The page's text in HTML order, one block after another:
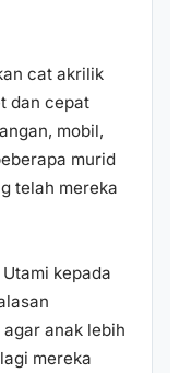
cat akrilik
dan cepat
mobil,
murid
telah mereka
kepada
anak lebih
mereka